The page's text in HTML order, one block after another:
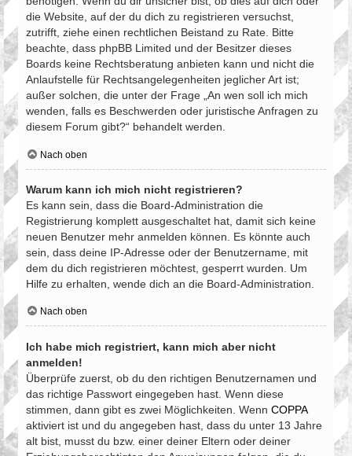
die Website, auf der du dich zu registrieren versuchst,
zutrifft, ziehe einen rechtlichen Beistand zu Rate. Bitte
beachte, dass phpBB Limited und der Besitzer dieses
Boards keine Rechtsberatung anbieten kann und nicht die
Anlaufstelle für Rechtsangelegenheiten jeglicher Art ist;
außer solchen, die unter der Frage „An wen soll ich mich
wenden, falls es Beschwerden oder juristische Anfragen zu
diesem Forum gibt?“ behandelt werden.
Nach oben
Warum kann ich mich nicht registrieren?
Es kann sein, dass die Board-Administration die
Registrierung komplett ausgeschaltet hat, damit sich keine
neuen Benutzer mehr anmelden können. Es könnte auch
sein, dass deine IP-Adresse oder der Benutzername, mit
dem du dich registrieren möchtest, gesperrt wurden. Um
Hilfe zu erhalten, wende dich an die Board-Administration.
Nach oben
Ich habe mich registriert, kann mich aber nicht
anmelden!
Überprüfe zuerst, ob du den richtigen Benutzernamen und
das richtige Passwort eingegeben hast. Wenn diese
stimmen, dann gibt es zwei Möglichkeiten. Wenn COPPA
aktiviert ist und du angegeben hast, dass du unter 13 Jahre
alt bist, musst du bzw. einer deiner Eltern oder deiner